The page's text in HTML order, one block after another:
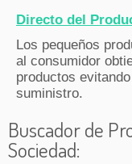
Directo del
Los pequeños
al consumidor
productos
suministro.
Buscador de
Sociedad: